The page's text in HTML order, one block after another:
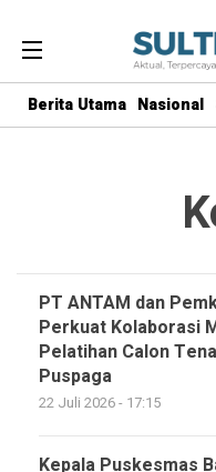
Berita Utama Nasional
PT ANTAM dan
Perkuat Kolaborasi
Pelatihan Calon
Puspaga
22 Juli 2026 - 17:15
Kepala Puskesmas